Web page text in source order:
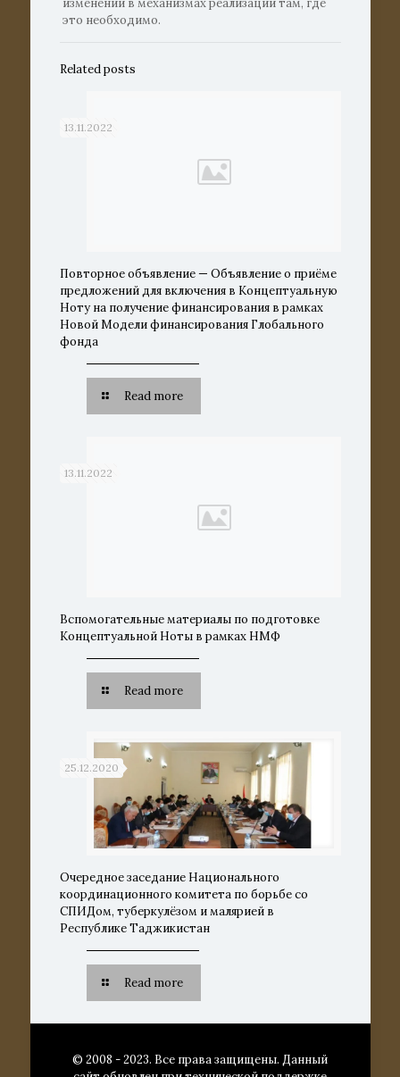
изменений в механизмах реализации там, где
это необходимо.
Related posts
13.11.2022
Повторное объявление — Объявление о приёме
предложений для включения в Концептуальную
Ноту на получение финансирования в рамках
Новой Модели финансирования Глобального
фонда
Read more
13.11.2022
Вспомогательные материалы по подготовке
Концептуальной Ноты в рамках НМФ
Read more
25.12.2020
Очередное заседание Национального
координационного комитета по борьбе со
СПИДом, туберкулёзом и малярией в
Республике Таджикистан
Read more
© 2008 - 2023. Все права защищены. Данный